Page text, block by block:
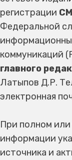
регистрации
Федеральной
коммуникаций
главного
Латыпов Д.Р.
электронная
При полном
информации
источника и